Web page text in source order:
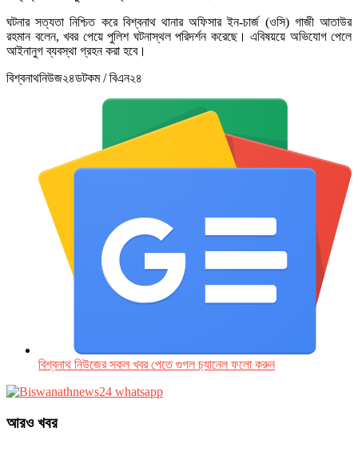
ঘটনার সত্যতা নিশ্চিত করে বিশ্বনাথ থানার অফিসার ইন-চার্জ (ওসি) গাজী আতাউর
রহমান বলেন, খবর পেয়ে পুলিশ ঘটনাস্থল পরিদর্শন করেছে। এবিষয়য়ে অভিযোগ পেলে
আইনানুগ ব্যবস্থা গ্রহন করা হবে।
বিশ্বনাথনিউজ২৪ডটকম / বিএন২৪
বিশ্বনাথ নিউজের সকল খবর পেতে গুগল চ‌্যানেল ফলো করুন
আরও খবর